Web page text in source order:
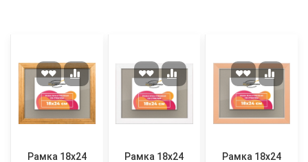
Рамка 18x24
Рамка 18x24
Рамка 18x24